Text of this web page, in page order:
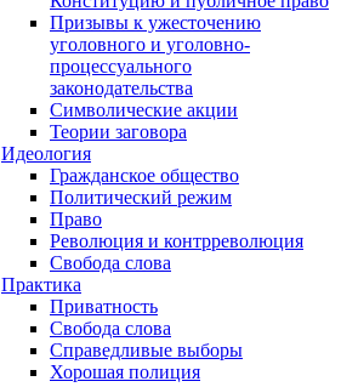
Призывы к ужесточению
уголовного и уголовно-
процессуального
законодательства
Символические акции
Теории заговора
Идеология
Гражданское общество
Политический режим
Право
Революция и контрреволюция
Свобода слова
Практика
Приватность
Свобода слова
Справедливые выборы
Хорошая полиция